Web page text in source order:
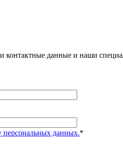
контактные данные и наши
персональных данных.*